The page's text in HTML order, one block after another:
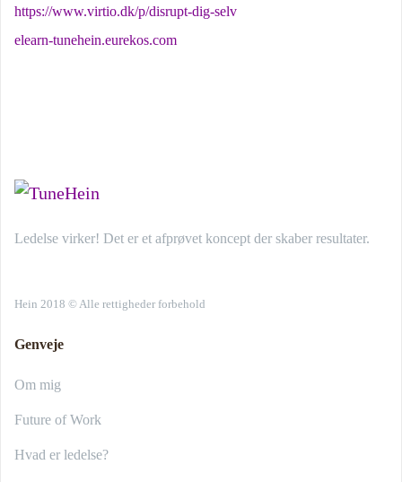
https://www.virtio.dk/p/disrupt-dig-selv
elearn-tunehein.eurekos.com
Ledelse virker! Det er et afprøvet koncept der skaber resultater.
Hein 2018 © Alle rettigheder forbehold
Genveje
Om mig
Future of Work
Hvad er ledelse?